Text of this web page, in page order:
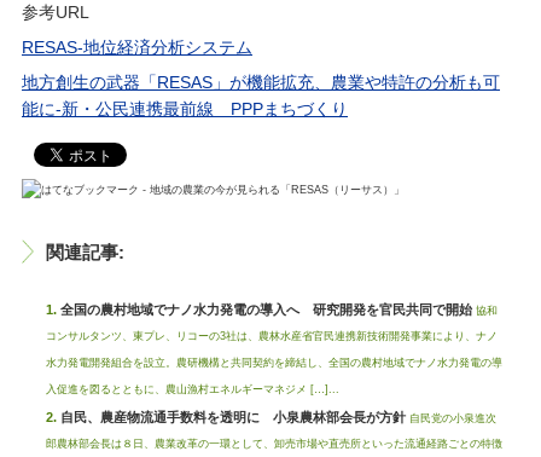
参考URL
RESAS-地位経済分析システム
地方創生の武器「RESAS」が機能拡充、農業や特許の分析も可
能に-新・公民連携最前線 PPPまちづくり
関連記事:
全国の農村地域でナノ水力発電の導入へ 研究開発を官民共同で開始 協和
コンサルタンツ、東プレ、リコーの3社は、農林水産省官民連携新技術開発事業により、ナノ
水力発電開発組合を設立。農研機構と共同契約を締結し、全国の農村地域でナノ水力発電の導
入促進を図るとともに、農山漁村エネルギーマネジメ […]...
自民、農産物流通手数料を透明に 小泉農林部会長が方針 自民党の小泉進次
郎農林部会長は８日、農業改革の一環として、卸売市場や直売所といった流通経路ごとの特徴